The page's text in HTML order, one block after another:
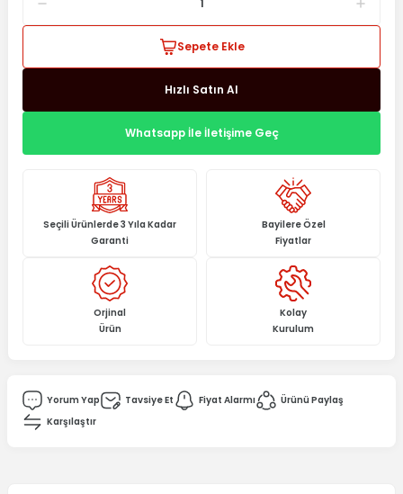
Sepete Ekle
Hızlı Satın Al
Whatsapp İle İletişime Geç
Seçili Ürünlerde 3 Yıla Kadar
Garanti
Bayilere Özel
Fiyatlar
Orjinal
Ürün
Kolay
Kurulum
Yorum Yap Tavsiye Et Fiyat Alarmı
Ürünü Paylaş
Karşılaştır